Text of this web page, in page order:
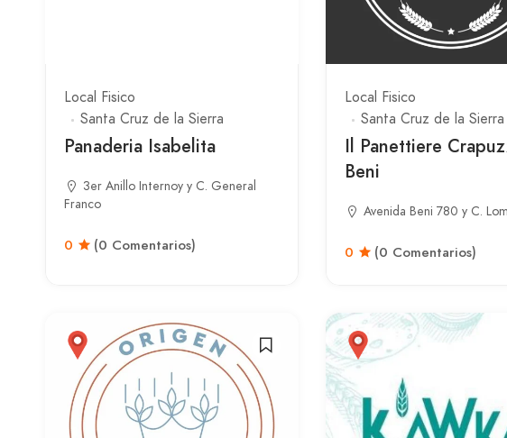
Local Fisico
Santa Cruz de la Sierra
Panaderia Isabelita
3er Anillo Internoy y C. General
Franco
0 (0 Comentarios)
Local Fisico
Santa Cruz de la Sierra
Il Panettiere
Beni
Avenida Beni 780 y C.
0 (0 Comentarios)